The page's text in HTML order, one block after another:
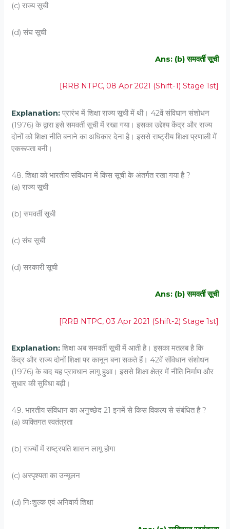
(c) राज्य सूची
(d) संघ सूची
Ans: (b) समवर्ती सूची
[RRB NTPC, 08 Apr 2021 (Shift-1) Stage 1st]
Explanation:प्रारंभ में शिक्षा राज्य सूची में थी। 42वें संविधान संशोधन
(1976) के द्वारा इसे समवर्ती सूची में रखा गया। इसका उद्देश्य केंद्र और राज्य
दोनों को शिक्षा नीति बनाने का अधिकार देना है। इससे राष्ट्रीय शिक्षा प्रणाली में
एकरूपता बनी।
48. शिक्षा को भारतीय संविधान में किस सूची के अंतर्गत रखा गया है ?
(a) राज्य सूची
(b) समवर्ती सूची
(c) संघ सूची
(d) सरकारी सूची
Ans: (b) समवर्ती सूची
[RRB NTPC, 03 Apr 2021 (Shift-2) Stage 1st]
Explanation: शिक्षा अब समवर्ती सूची में आती है। इसका मतलब है कि
केंद्र और राज्य दोनों शिक्षा पर कानून बना सकते हैं। 42वें संविधान संशोधन
(1976) के बाद यह प्रावधान लागू हुआ। इससे शिक्षा क्षेत्र में नीति निर्माण और
सुधार की सुविधा बढ़ी।
49. भारतीय संविधान का अनुच्छेद 21 इनमें से किस विकल्प से संबंधित है ?
(a) व्यक्तिगत स्वतंत्रता
(b) राज्यों में राष्ट्रपति शासन लागू होगा
(c) अस्पृश्यता का उन्मूलन
(d) निःशुल्क एवं अनिवार्य शिक्षा